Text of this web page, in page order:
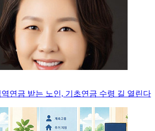
역연금 받는 노인, 기초연금 수령 길 열린다